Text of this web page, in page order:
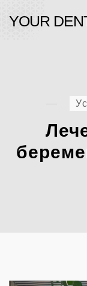
YOUR